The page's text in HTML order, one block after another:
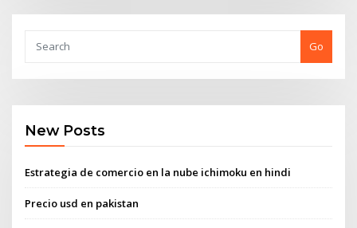
Go
New Posts
Estrategia de comercio en la nube ichimoku en hindi
Precio usd en pakistan